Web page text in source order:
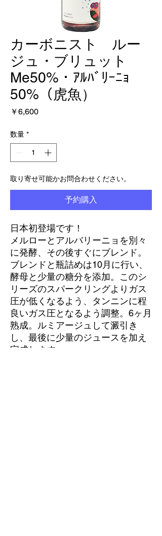
カーボニスト ルー
ジュ・ブリュット
Me50%・ｱﾙﾊﾞﾘｰﾆｮ
50%（虎魚）
￥6,600価
数量 *
取り寄せ可能かお問合わせください。
予約購入
日本初登場です！
メルローとアルバリーニョを別々
に発酵、その後すぐにブレンド。
ブレンドと瓶詰めは10月に行い、
酵母と少量の糖分を添加。このシ
リーズのスパークリングよりガス
圧が低くなるよう、タンニンに程
良いガス圧となるよう調整。6ヶ月
熟成。ルミアージュして澱引き
し、最後に少量のジュースを加え
完成します。